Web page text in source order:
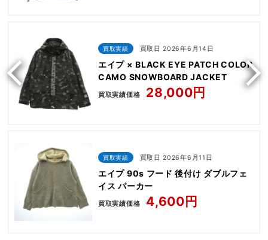
買取実績 買取日 2026年6月14日
エイプ × BLACK EYE PATCH COLOR
CAMO SNOWBOARD JACKET
買取実績価格 28,000円
買取実績 買取日 2026年6月11日
エイプ 90s フード 後付け ダブルフェ
イス パーカー
買取実績価格 4,600円